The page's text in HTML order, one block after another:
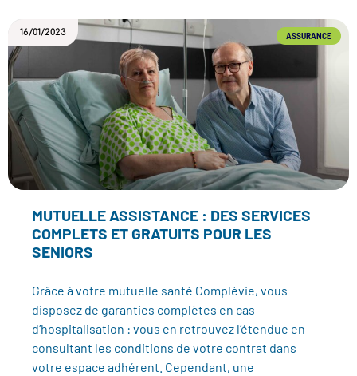
ASSURANCE
MUTUELLE ASSISTANCE : DES SERVICES
COMPLETS ET GRATUITS POUR LES
SENIORS
Grâce à votre mutuelle santé Complévie, vous
disposez de garanties complètes en cas
d’hospitalisation : vous en retrouvez l’étendue en
consultant les conditions de votre contrat dans
votre espace adhérent. Cependant, une
16/01/2023